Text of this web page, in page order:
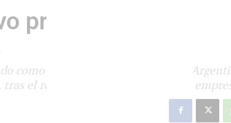
presidente de
como presidente de Ferrocarriles
el relanzamiento a medias de la